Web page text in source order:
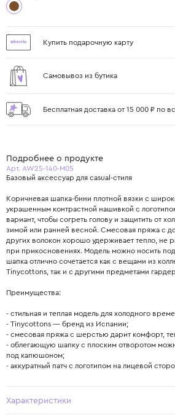
Купить подарочную карту
Самовывоз из бутика
Бесплатная доставка от 15 000 ₽ по
Подробнее о продукте
Арт. AW25-140-M05
Базовый аксессуар для casual-стиля
Коричневая шапка-бини плотной вязки с
украшенным контрастной нашивкой с
вариант, чтобы согреть голову и защитить от
зимой или ранней весной. Смесовая пряжа с
других волокон хорошо удерживает тепло, не
при прикосновениях. Модель можно носить
шапка отлично сочетается как с вещами из
Tinycottons, так и с другими предметами
Преимущества:
- стильная и теплая модель для холодного
- Tinycottons — бренд из Испании;
- смесовая пряжа с шерстью дарит комфорт,
- облегающую шапку с плоским отворотом
под капюшоном;
- аккуратный патч с логотипом на лицевой
Характеристики